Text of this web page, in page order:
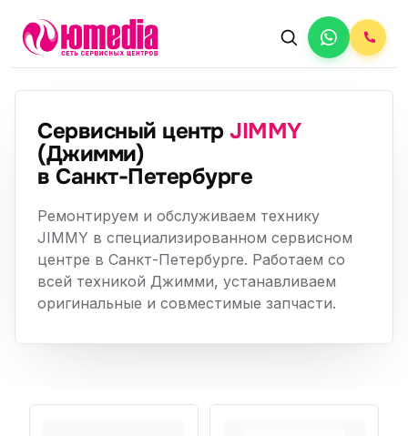
Сервисный центрJIMMY
(Джимми)
в Санкт-Петербурге
Ремонтируем и обслуживаем технику
JIMMY в специализированном сервисном
центре в Санкт-Петербурге. Работаем со
всей техникой Джимми, устанавливаем
оригинальные и совместимые запчасти.